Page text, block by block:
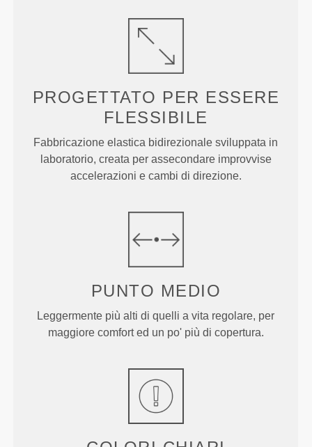
PROGETTATO PER ESSERE
FLESSIBILE
Fabbricazione elastica bidirezionale sviluppata in
laboratorio, creata per assecondare improvvise
accelerazioni e cambi di direzione.
PUNTO MEDIO
Leggermente più alti di quelli a vita regolare, per
maggiore comfort ed un po' più di copertura.